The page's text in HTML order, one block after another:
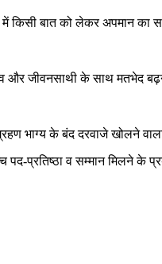
में किसी बात को लेकर अपमान
और जीवनसाथी के साथ मतभेद
भाग्य के बंद दरवाजे खोलने
प्रतिष्ठा व सम्मान मिलने के